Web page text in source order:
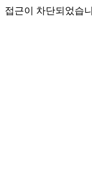
접근이 차단되었습